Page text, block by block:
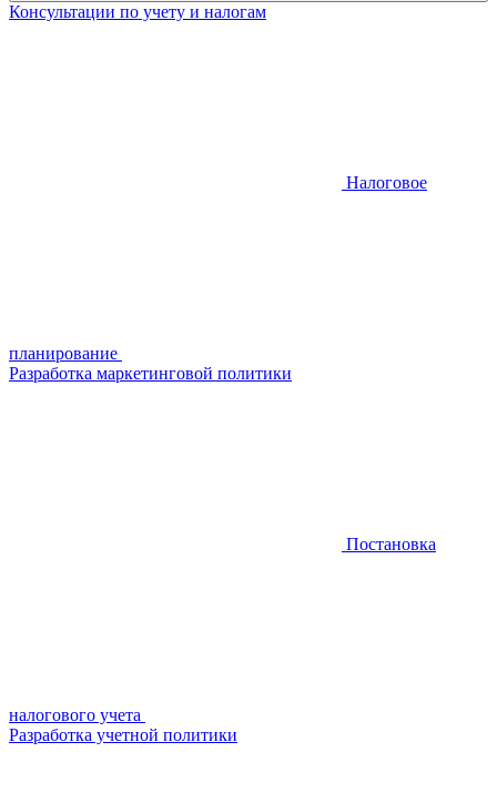
Консультации по учету и налогам
Налоговое
планирование
Разработка маркетинговой политики
Постановка
налогового учета
Разработка учетной политики